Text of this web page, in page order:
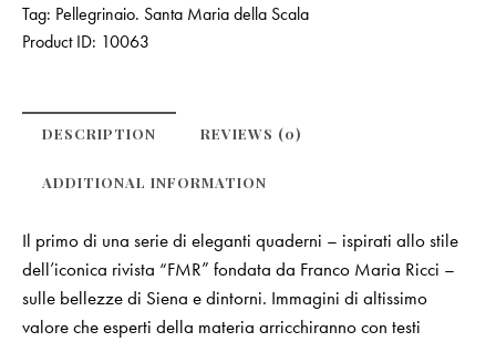
Tag: Pellegrinaio. Santa Maria della Scala
Product ID: 10063
DESCRIPTION REVIEWS (0)
ADDITIONAL INFORMATION
Il primo di una serie di eleganti quaderni – ispirati allo stile
dell’iconica rivista “FMR” fondata da Franco Maria Ricci –
sulle bellezze di Siena e dintorni. Immagini di altissimo
valore che esperti della materia arricchiranno con testi